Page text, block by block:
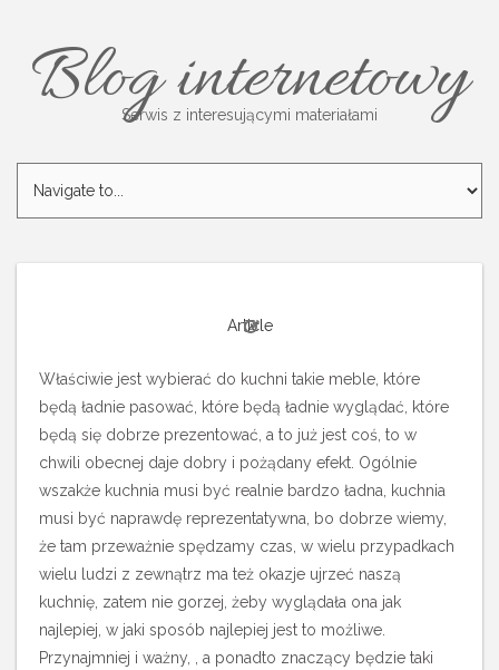
Blog internetowy
Serwis z interesującymi materiałami
Article
Właściwie jest wybierać do kuchni takie meble, które
będą ładnie pasować, które będą ładnie wyglądać, które
będą się dobrze prezentować, a to już jest coś, to w
chwili obecnej daje dobry i pożądany efekt. Ogólnie
wszakże kuchnia musi być realnie bardzo ładna, kuchnia
musi być naprawdę reprezentatywna, bo dobrze wiemy,
że tam przeważnie spędzamy czas, w wielu przypadkach
wielu ludzi z zewnątrz ma też okazje ujrzeć naszą
kuchnię, zatem nie gorzej, żeby wyglądała ona jak
najlepiej, w jaki sposób najlepiej jest to możliwe.
Przynajmniej i ważny, , a ponadto znaczący będzie taki